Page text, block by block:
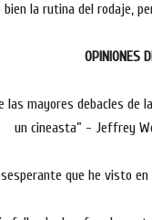
la rutina del rodaje,
OPINIONES
las mayores debacles
un cineasta” - Jeffrey
que he visto